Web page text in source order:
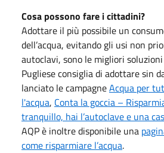
Cosa possono fare i cittadini?
Adottare il più possibile un
dell’acqua, evitando gli usi non
autoclavi, sono le migliori
Pugliese consiglia di adottare sin
lanciato le campagneAcqua per
l'acqua, Conta la goccia –
tranquillo, hai l’autoclave e una
AQP è inoltre disponibile una
come risparmiare l’acqua.